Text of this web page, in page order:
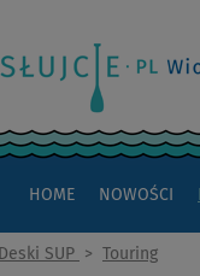
HOME NOWOŚCI
Deski SUP > Touring